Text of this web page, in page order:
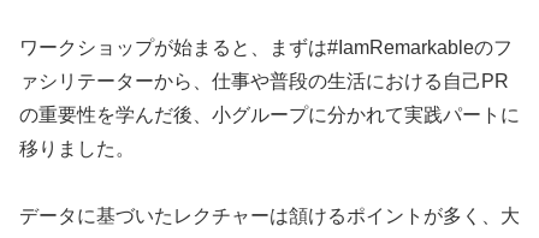
ワークショップが始まると、まずは#IamRemarkableのフ
ァシリテーターから、仕事や普段の生活における自己PR
の重要性を学んだ後、小グループに分かれて実践パートに
移りました。
データに基づいたレクチャーは頷けるポイントが多く、大